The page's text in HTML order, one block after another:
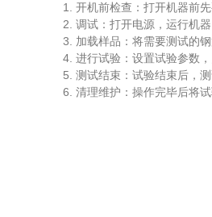
1. 开机前检查：打开机器前先
2. 调试：打开电源，运行机器
3. 加载样品：将需要测试的钢
4. 进行试验：设置试验参数，
5. 测试结束：试验结束后，测
6. 清理维护：操作完毕后将试